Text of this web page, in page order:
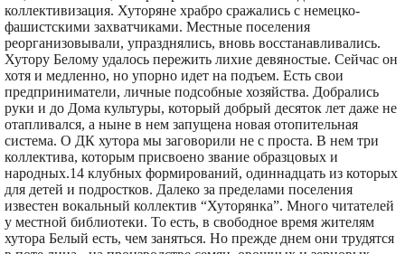
коллективизация. Хуторяне храбро сражались с немецко-
фашистскими захватчиками. Местные поселения
реорганизовывали, упразднялись, вновь восстанавливались.
Хутору Белому удалось пережить лихие девяностые. Сейчас он
хотя и медленно, но упорно идет на подъем. Есть свои
предприниматели, личные подсобные хозяйства. Добрались
руки и до Дома культуры, который добрый десяток лет даже не
отапливался, а ныне в нем запущена новая отопительная
система. О ДК хутора мы заговорили не с проста. В нем три
коллектива, которым присвоено звание образцовых и
народных.14 клубных формирований, одиннадцать из которых
для детей и подростков. Далеко за пределами поселения
известен вокальный коллектив “Хуторянка”. Много читателей
у местной библиотеки. То есть, в свободное время жителям
хутора Белый есть, чем заняться. Но прежде днем они трудятся